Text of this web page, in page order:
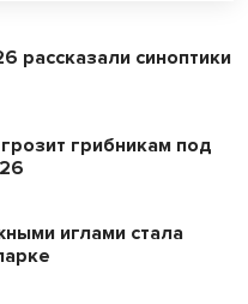
рассказали синоптики
грибникам под
иглами стала